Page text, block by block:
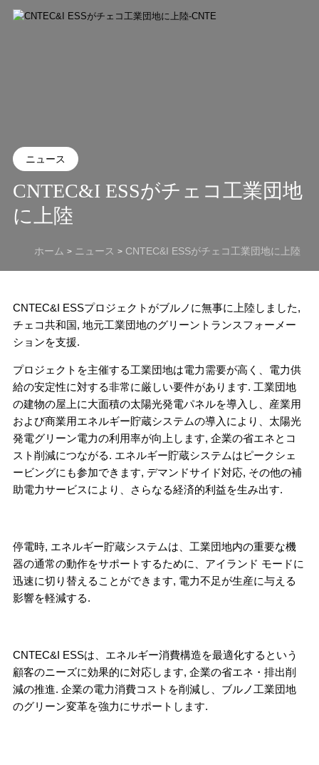
ニュース
CNTEC&I ESSがチェコ工業団地
に上陸
ホーム > ニュース > CNTEC&I ESSがチェコ工業団地に上陸
CNTEC&I ESSプロジェクトがブルノに無事に上陸しました,
チェコ共和国, 地元工業団地のグリーントランスフォーメー
ションを支援.
プロジェクトを主催する工業団地は電力需要が高く、電力供
給の安定性に対する非常に厳しい要件があります. 工業団地
の建物の屋上に大面積の太陽光発電パネルを導入し、産業用
および商業用エネルギー貯蔵システムの導入により、太陽光
発電グリーン電力の利用率が向上します, 企業の省エネとコ
スト削減につながる. エネルギー貯蔵システムはピークシェ
ービングにも参加できます, デマンドサイド対応, その他の補
助電力サービスにより、さらなる経済的利益を生み出す.
停電時, エネルギー貯蔵システムは、工業団地内の重要な機
器の通常の動作をサポートするために、アイランド モードに
迅速に切り替えることができます, 電力不足が生産に与える
影響を軽減する.
CNTEC&I ESSは、エネルギー消費構造を最適化するという
顧客のニーズに効果的に対応します, 企業の省エネ・排出削
減の推進. 企業の電力消費コストを削減し、ブルノ工業団地
のグリーン変革を強力にサポートします.